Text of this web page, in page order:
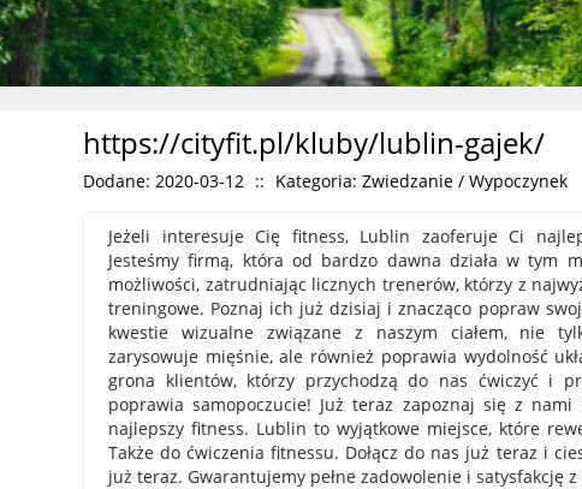
https://cityfit.pl/kluby/lublin-gajek/
Dodane: 2020-03-12 :: Kategoria: Zwiedzanie / Wypoczynek
Jeżeli interesuje Cię fitness, Lublin zaoferuje Ci
Jesteśmy firmą, która od bardzo dawna działa w tym
możliwości, zatrudniając licznych trenerów, którzy z
treningowe. Poznaj ich już dzisiaj i znacząco popraw
kwestie wizualne związane z naszym ciałem, nie
zarysowuje mięśnie, ale również poprawia wydolność
grona klientów, którzy przychodzą do nas ćwiczyć i
poprawia samopoczucie! Już teraz zapoznaj się z
najlepszy fitness. Lublin to wyjątkowe miejsce, które
Także do ćwiczenia fitnessu. Dołącz do nas już teraz i
już teraz. Gwarantujemy pełne zadowolenie i satysfakcję